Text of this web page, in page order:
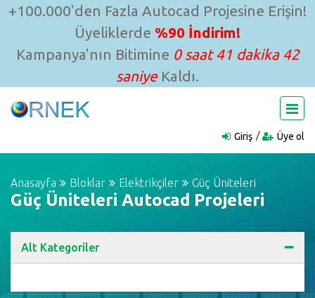
+100.000'den Fazla Autocad Projesine Erişin!
Üyeliklerde %90 İndirim!
Kampanya'nın Bitimine 0 saat 41 dakika 42
saniyeKaldı.
Giriş Üye ol
Anasayfa Bloklar Elektrikçiler Güç Üniteleri
Güç Üniteleri Autocad Projeleri
Alt Kategoriler